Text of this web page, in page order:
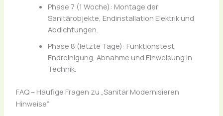
Phase 7 (1 Woche): Montage der
Sanitärobjekte, Endinstallation Elektrik und
Abdichtungen.
Phase 8 (letzte Tage): Funktionstest,
Endreinigung, Abnahme und Einweisung in
Technik.
FAQ – Häufige Fragen zu „Sanitär Modernisieren
Hinweise“